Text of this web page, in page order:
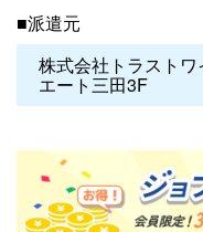
■派遣元
株式会社トラスト
エート三田3F